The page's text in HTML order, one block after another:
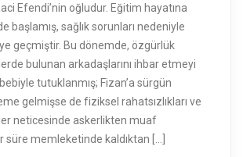
Efendi’nin oğludur. Eğitim hayatına
başlamış, sağlık sorunları nedeniyle
geçmiştir. Bu dönemde, özgürlük
bulunan arkadaşlarını ihbar etmeyi
tutuklanmış; Fizan’a sürgün
gelmişse de fiziksel rahatsızlıkları ve
neticesinde askerlikten muaf
memleketinde kaldıktan […]